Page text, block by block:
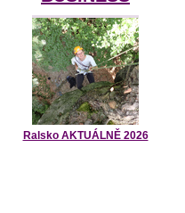
Ralsko AKTUÁLNĚ 2026